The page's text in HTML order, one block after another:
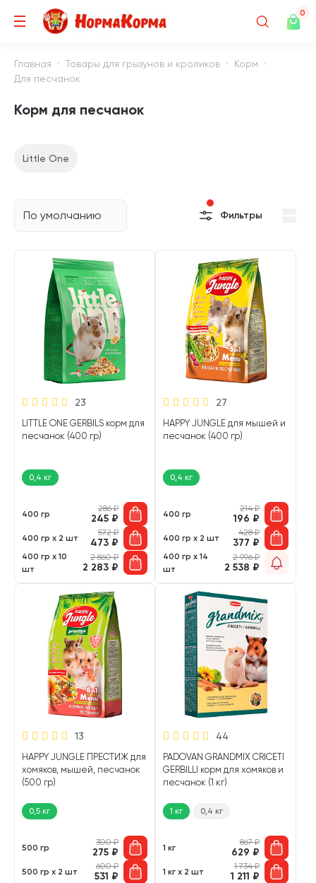
0
Главная Товары для грызунов и кроликов
Корм
Для песчанок
Корм для песчанок
Little One
По умолчанию Фильтры
23
LITTLE ONE GERBILS корм для
песчанок (400 гр)
0,4 кг
400 гр
286₽
245 ₽
400 гр х 2 шт
572₽
473 ₽
400 гр х 10
шт
2 860₽
2 283 ₽
27
HAPPY JUNGLE для мышей и
песчанок (400 гр)
0,4 кг
400 гр
214₽
196 ₽
400 гр х 2 шт
428₽
377 ₽
400 гр х 14
шт
2 996₽
2 538 ₽
13
HAPPY JUNGLE ПРЕСТИЖ для
хомяков, мышей, песчанок
(500 гр)
0,5 кг
500 гр
300₽
275 ₽
500 гр х 2 шт
600₽
531 ₽
44
PADOVAN GRANDMIX CRICETI
GERBILLI корм для хомяков и
песчанок (1 кг)
1 кг 0,4 кг
1 кг
867₽
629 ₽
1 кг х 2 шт
1 734₽
1 211 ₽